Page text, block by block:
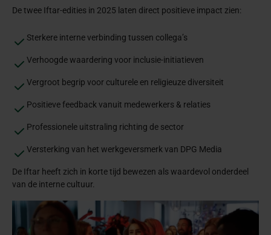
De twee Iftar-edities in 2025 laten direct positieve impact zien:
Sterkere interne verbinding tussen collega’s
Verhoogde waardering voor inclusie-initiatieven
Vergroot begrip voor culturele en religieuze diversiteit
Positieve feedback vanuit medewerkers & relaties
Professionele uitstraling richting de sector
Versterking van het werkgeversmerk van DPG Media
De Iftar heeft zich in korte tijd bewezen als waardevol onderdeel
van de interne cultuur.